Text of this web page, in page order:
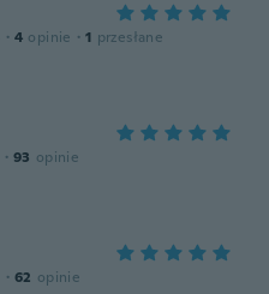
· 4 opinie · 1 przesłane
· 93 opinie
· 62 opinie